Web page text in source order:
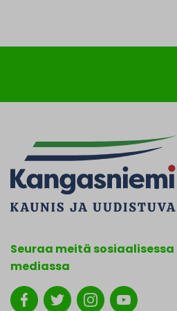
Seuraa meitä sosiaalisessa
mediassa